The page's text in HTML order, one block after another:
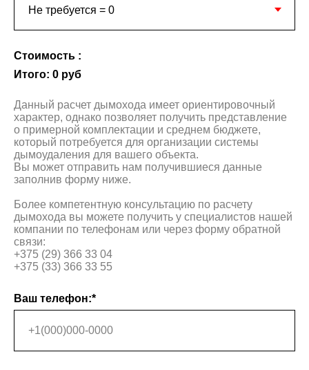
Стоимость :
Итого: 0 руб
Данный расчет дымохода имеет ориентировочный
характер, однако позволяет получить представление
о примерной комплектации и среднем бюджете,
который потребуется для организации системы
дымоудаления для вашего объекта.
Вы может отправить нам получившиеся данные
заполнив форму ниже.
Более компетентную консультацию по расчету
дымохода вы можете получить у специалистов нашей
компании по телефонам или через форму обратной
связи:
+375 (29) 366 33 04
+375 (33) 366 33 55
Ваш телефон:*